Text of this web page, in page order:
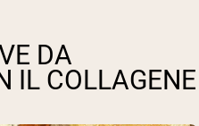
DA
IL COLLAGENE